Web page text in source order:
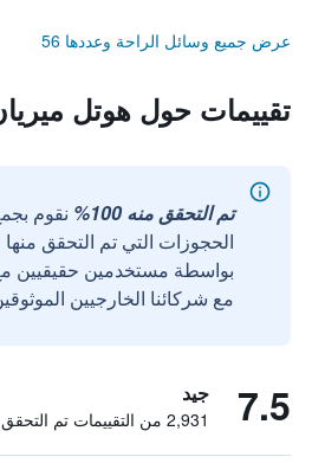
عرض جميع وسائل الراحة وعددها 56
تقييمات حول هوتل
تم التحقق منه 100%
نقوم
الحجوزات التي تم التحقق
مع شركائنا الخارجيين
7.5 جيد
2,931 من التقييمات تم التحقق منها